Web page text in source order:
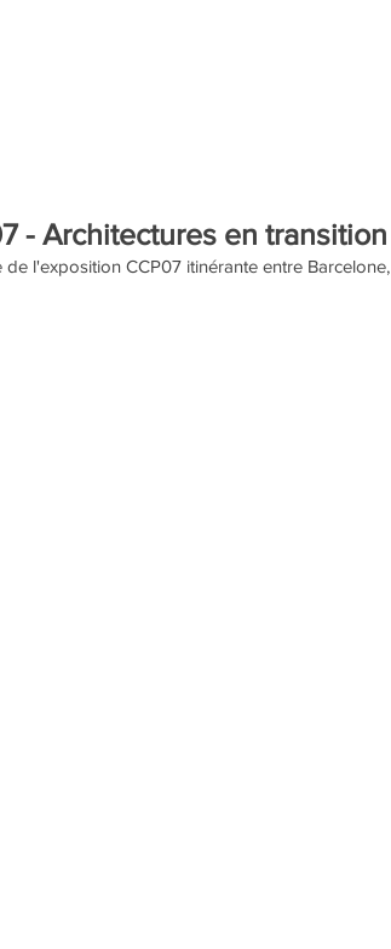
- Architectures en transition
l'exposition CCP07 itinérante entre Barcelone,